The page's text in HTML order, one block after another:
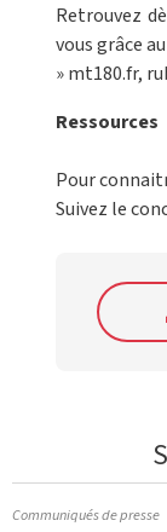
Retrouvez
vous grâce
» mt180.fr,
Ressources
Pour
Suivez le
Communiqués de presse